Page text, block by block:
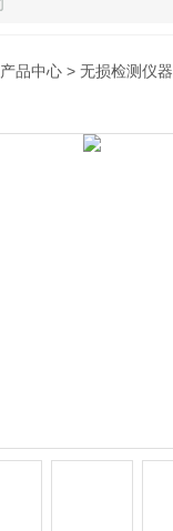
产品中心 >无损检测仪器